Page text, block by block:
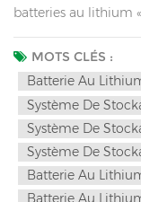
batteries au lithium
question qui vous a
batteries au lithium
nombreux facteurs,
décharge, le
système et la
dessous un guide
fondamentaux :
majeurs : charge/
MOTS CLÉS :
Batterie Au
Système De
Système De
Système De
Batterie Au
Batterie Au